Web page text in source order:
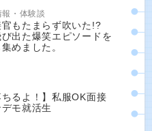
報・体験談
もたまらず吹いた!?
び出た爆笑エピソードを
めました。
ちるよ！】私服OK面接
モ就活生